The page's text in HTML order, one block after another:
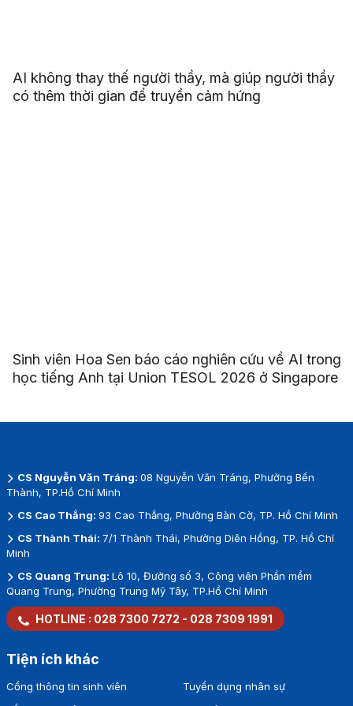
AI không thay thế người thầy, mà giúp người thầy
có thêm thời gian để truyền cảm hứng
Sinh viên Hoa Sen báo cáo nghiên cứu về AI trong
học tiếng Anh tại Union TESOL 2026 ở Singapore
CS Nguyễn Văn Tráng: 08 Nguyễn Văn Tráng, Phường Bến
Thành, TP.Hồ Chí Minh
CS Cao Thắng: 93 Cao Thắng, Phường Bàn Cờ, TP. Hồ Chí Minh
CS Thành Thái: 7/1 Thành Thái, Phường Diên Hồng, TP. Hồ Chí
Minh
CS Quang Trung: Lô 10, Đường số 3, Công viên Phần mềm
Quang Trung, Phường Trung Mỹ Tây, TP.Hồ Chí Minh
HOTLINE : 028 7300 7272 - 028 7309 1991
Tiện ích khác
Cổng thông tin sinh viên
Tuyển dụng nhân sự